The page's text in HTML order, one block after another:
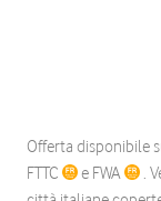
Offerta disponibile
FTTC
e FWA
.